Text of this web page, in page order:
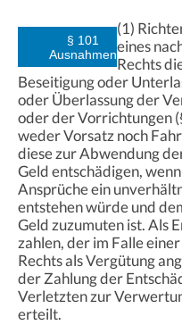
§ 101
Ausnahmen
(1)
eines
Rechts
Beseitigung oder
oder Überlassung der
oder der Vorrichtungen
weder Vorsatz noch
diese zur Abwendung
Geld entschädigen,
Ansprüche ein
entstehen würde und
Geld zuzumuten ist. Als
zahlen, der im Falle
Rechts als Vergütung
der Zahlung der
Verletzten zur
erteilt.